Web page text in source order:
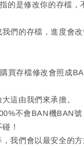
的是修改你的存檔，
們的存檔，進度會改
買存檔修改會照成
這由我們來承擔。
不會BAN機BAN號
！
我們會以最安全的方